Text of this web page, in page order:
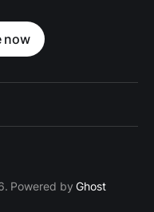
now
Powered byGhost